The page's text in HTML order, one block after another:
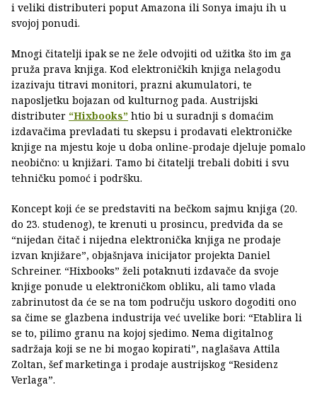
i veliki distributeri poput Amazona ili Sonya imaju ih u
svojoj ponudi.
Mnogi čitatelji ipak se ne žele odvojiti od užitka što im ga
pruža prava knjiga. Kod elektroničkih knjiga nelagodu
izazivaju titravi monitori, prazni akumulatori, te
naposljetku bojazan od kulturnog pada. Austrijski
distributer “Hixbooks” htio bi u suradnji s domaćim
izdavačima prevladati tu skepsu i prodavati elektroničke
knjige na mjestu koje u doba online-prodaje djeluje pomalo
neobično: u knjižari. Tamo bi čitatelji trebali dobiti i svu
tehničku pomoć i podršku.
Koncept koji će se predstaviti na bečkom sajmu knjiga (20.
do 23. studenog), te krenuti u prosincu, predviđa da se
“nijedan čitač i nijedna elektronička knjiga ne prodaje
izvan knjižare”, objašnjava inicijator projekta Daniel
Schreiner. “Hixbooks” želi potaknuti izdavače da svoje
knjige ponude u elektroničkom obliku, ali tamo vlada
zabrinutost da će se na tom području uskoro dogoditi ono
sa čime se glazbena industrija već uvelike bori: “Etablira li
se to, pilimo granu na kojoj sjedimo. Nema digitalnog
sadržaja koji se ne bi mogao kopirati”, naglašava Attila
Zoltan, šef marketinga i prodaje austrijskog “Residenz
Verlaga”.